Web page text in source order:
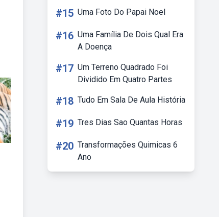
#15 Uma Foto Do Papai Noel
#16 Uma Família De Dois Qual Era
A Doença
#17 Um Terreno Quadrado Foi
Dividido Em Quatro Partes
#18 Tudo Em Sala De Aula História
#19 Tres Dias Sao Quantas Horas
#20 Transformações Quimicas 6
Ano